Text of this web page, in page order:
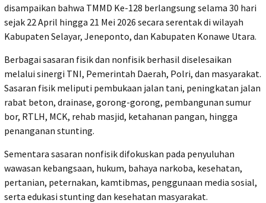
disampaikan bahwa TMMD Ke-128 berlangsung selama 30 hari
sejak 22 April hingga 21 Mei 2026 secara serentak di wilayah
Kabupaten Selayar, Jeneponto, dan Kabupaten Konawe Utara.
Berbagai sasaran fisik dan nonfisik berhasil diselesaikan
melalui sinergi TNI, Pemerintah Daerah, Polri, dan masyarakat.
Sasaran fisik meliputi pembukaan jalan tani, peningkatan jalan
rabat beton, drainase, gorong-gorong, pembangunan sumur
bor, RTLH, MCK, rehab masjid, ketahanan pangan, hingga
penanganan stunting.
Sementara sasaran nonfisik difokuskan pada penyuluhan
wawasan kebangsaan, hukum, bahaya narkoba, kesehatan,
pertanian, peternakan, kamtibmas, penggunaan media sosial,
serta edukasi stunting dan kesehatan masyarakat.